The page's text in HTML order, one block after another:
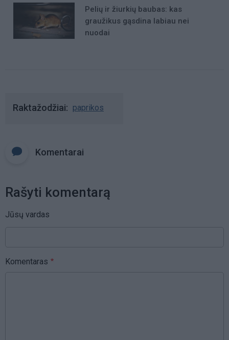
Pelių ir žiurkių baubas: kas
graužikus gąsdina labiau nei
nuodai
Raktažodžiai paprikos
Komentarai
Rašyti komentarą
Jūsų vardas
Komentaras